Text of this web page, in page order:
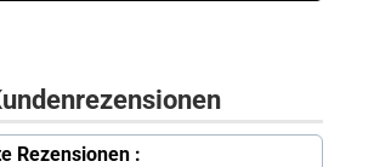
Rezensionen :